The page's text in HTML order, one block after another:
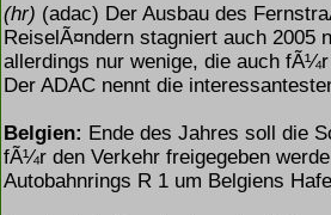
(hr) (adac) Der Ausbau des
ReiselÃ¤ndern stagniert auch 2005
allerdings nur wenige, die auch
Der ADAC nennt die
Belgien: Ende des Jahres soll die
fÃ¼r den Verkehr freigegeben
Autobahnrings R 1 um Belgiens